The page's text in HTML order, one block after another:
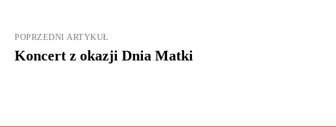
POPRZEDNI ARTYKUŁ
Koncert z okazji Dnia Matki